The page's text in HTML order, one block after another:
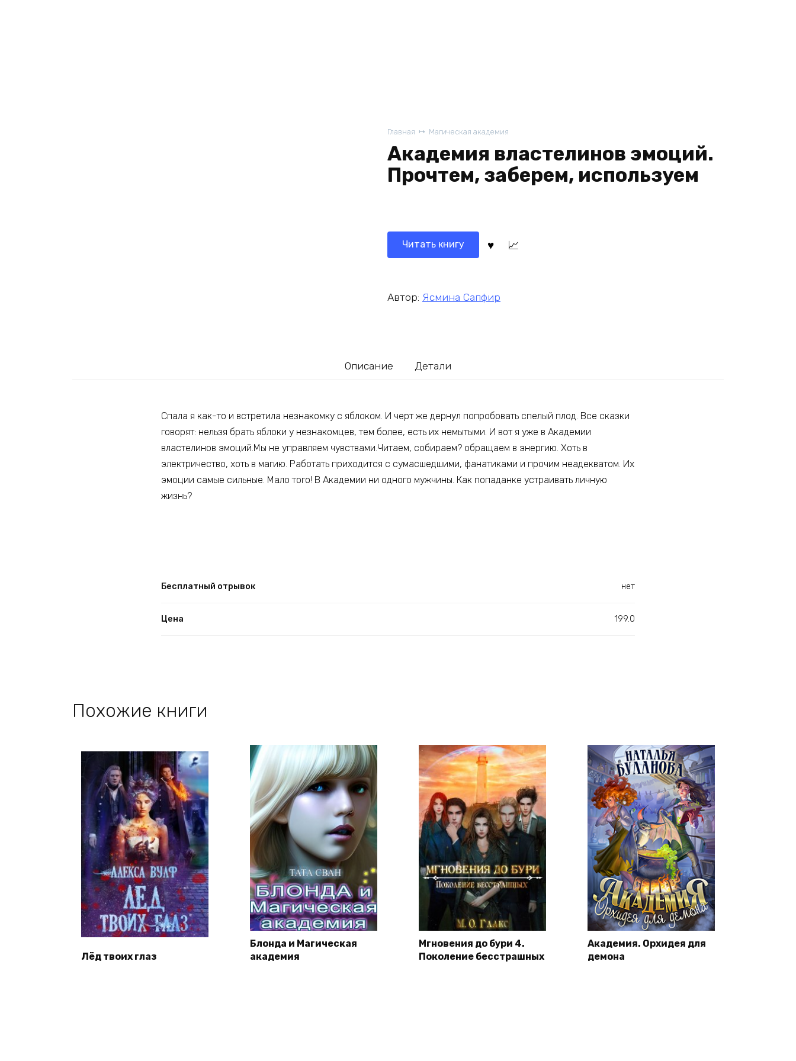
Главная Магическая академия
Академия властелинов эмоций.
Прочтем, заберем, используем
Читать книгу
Автор: Ясмина Сапфир
Описание Детали
Спала я как-то и встретила незнакомку с яблоком. И черт же дернул попробовать спелый плод. Все сказки
говорят: нельзя брать яблоки у незнакомцев, тем более, есть их немытыми. И вот я уже в Академии
властелинов эмоций.Мы не управляем чувствами.Читаем, собираем? обращаем в энергию. Хоть в
электричество, хоть в магию. Работать приходится с сумасшедшими, фанатиками и прочим неадекватом. Их
эмоции самые сильные. Мало того! В Академии ни одного мужчины. Как попаданке устраивать личную
жизнь?
Бесплатный отрывок нет
Цена 199.0
Похожие книги
Лёд твоих глаз
Блонда и Магическая
академия
Мгновения до бури 4.
Поколение бесстрашных
Академия. Орхидея для
демона